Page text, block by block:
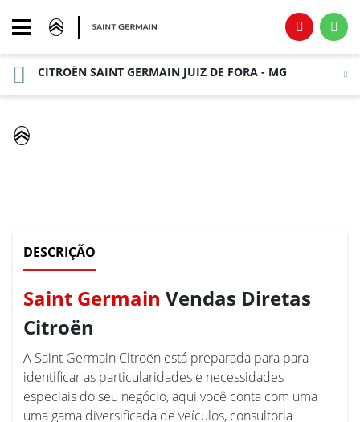
CITROËN SAINT GERMAIN JUIZ DE FORA - MG
DESCRIÇÃO
Saint Germain Vendas Diretas
Citroën
A Saint Germain Citroën está preparada para para
identificar as particularidades e necessidades
especiais do seu negócio, aqui você conta com uma
uma gama diversificada de veículos, consultoria